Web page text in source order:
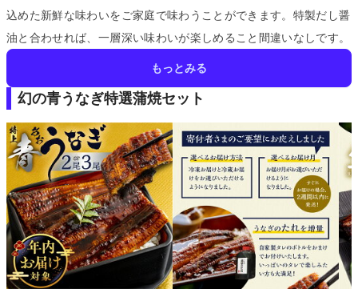
込めた新鮮な味わいをご家庭で味わうことができます。 特製だし醤
油と合わせれば、一層深い味わいが楽しめること間違いなしです。
もっとみる
幻の青うなぎ特選蒲焼セット